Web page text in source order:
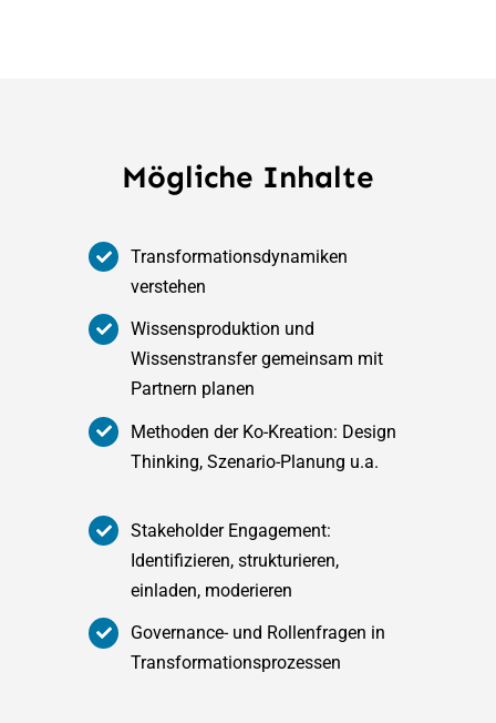
Mögliche Inhalte
Transformationsdynamiken
verstehen
Wissensproduktion und
Wissenstransfer gemeinsam mit
Partnern planen
Methoden der Ko-Kreation: Design
Thinking, Szenario-Planung u.a.
Stakeholder Engagement:
Identifizieren, strukturieren,
einladen, moderieren
Governance- und Rollenfragen in
Transformationsprozessen